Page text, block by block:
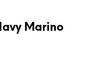
Marino